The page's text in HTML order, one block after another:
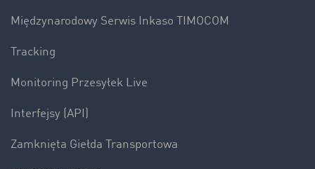
Międzynarodowy Serwis Inkaso TIMOCOM
Tracking
Monitoring Przesyłek Live
Interfejsy (API)
Zamknięta Giełda Transportowa